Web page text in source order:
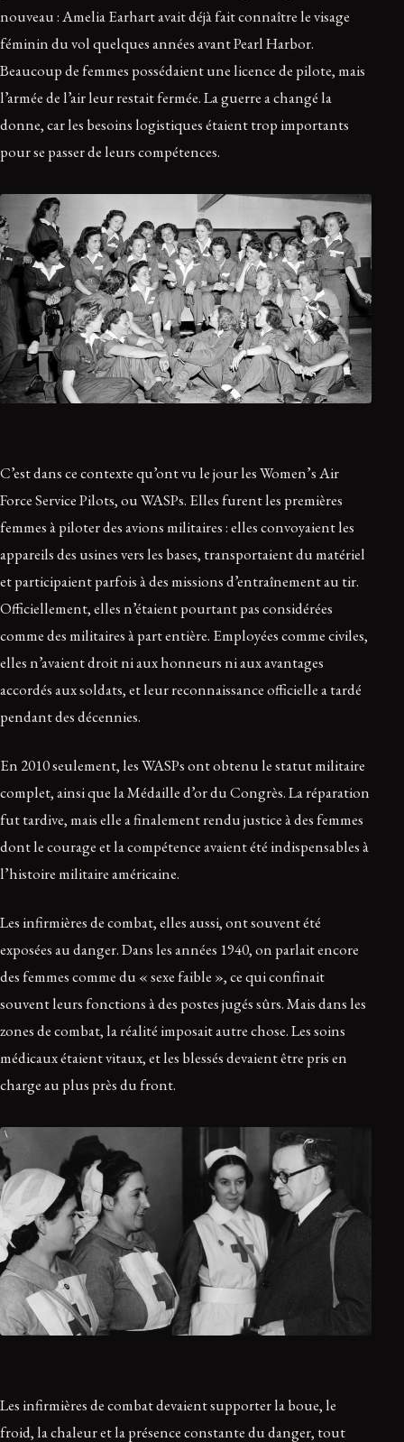
nouveau : Amelia Earhart avait déjà fait connaître le visage
féminin du vol quelques années avant Pearl Harbor.
Beaucoup de femmes possédaient une licence de pilote, mais
l’armée de l’air leur restait fermée. La guerre a changé la
donne, car les besoins logistiques étaient trop importants
pour se passer de leurs compétences.
C’est dans ce contexte qu’ont vu le jour les Women’s Air
Force Service Pilots, ou WASPs. Elles furent les premières
femmes à piloter des avions militaires : elles convoyaient les
appareils des usines vers les bases, transportaient du matériel
et participaient parfois à des missions d’entraînement au tir.
Officiellement, elles n’étaient pourtant pas considérées
comme des militaires à part entière. Employées comme civiles,
elles n’avaient droit ni aux honneurs ni aux avantages
accordés aux soldats, et leur reconnaissance officielle a tardé
pendant des décennies.
En 2010 seulement, les WASPs ont obtenu le statut militaire
complet, ainsi que la Médaille d’or du Congrès. La réparation
fut tardive, mais elle a finalement rendu justice à des femmes
dont le courage et la compétence avaient été indispensables à
l’histoire militaire américaine.
Les infirmières de combat, elles aussi, ont souvent été
exposées au danger. Dans les années 1940, on parlait encore
des femmes comme du « sexe faible », ce qui confinait
souvent leurs fonctions à des postes jugés sûrs. Mais dans les
zones de combat, la réalité imposait autre chose. Les soins
médicaux étaient vitaux, et les blessés devaient être pris en
charge au plus près du front.
Les infirmières de combat devaient supporter la boue, le
froid, la chaleur et la présence constante du danger, tout